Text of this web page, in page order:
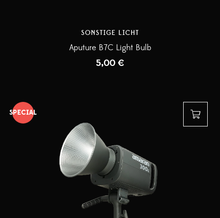
SONSTIGE LICHT
Aputure B7C Light Bulb
5,00 €
SPECIAL